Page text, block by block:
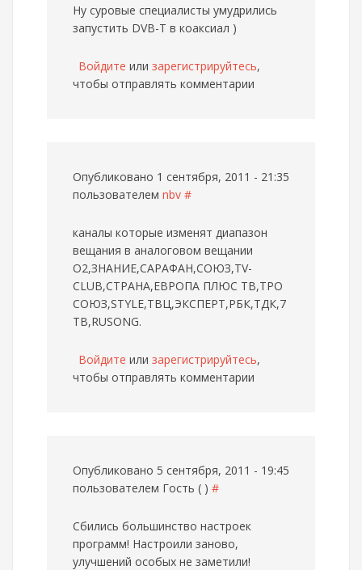
Ну суровые специалисты умудрились
запустить DVB-T в коаксиал )
Войдите или зарегистрируйтесь,
чтобы отправлять комментарии
Опубликовано 1 сентября, 2011 - 21:35
пользователем nbv #
каналы которые изменят диапазон
вещания в аналоговом вещании
O2,ЗНАНИЕ,САРАФАН,СОЮЗ,TV-
CLUB,СТРАНА,ЕВРОПА ПЛЮС ТВ,ТРО
СОЮЗ,STYLE,ТВЦ,ЭКСПЕРТ,РБК,ТДК,7
ТВ,RUSONG.
Войдите или зарегистрируйтесь,
чтобы отправлять комментарии
Опубликовано 5 сентября, 2011 - 19:45
пользователем Гость ( ) #
Сбились большинство настроек
программ! Настроили заново,
улучшений особых не заметили!